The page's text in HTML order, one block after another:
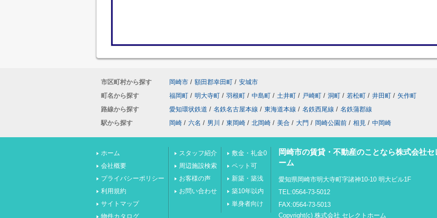
市区町村から探す 岡崎市 / 額田郡幸田町 / 安城市
町名から探す
福岡町 / 明大寺町 / 羽根町 / 中島町 / 土井町 / 戸崎町 / 洞町 / 若松町 / 井田町 / 矢作町
路線から探す
愛知環状鉄道 / 名鉄名古屋本線 / 東海道本線 / 名鉄西尾線 / 名鉄蒲郡線
駅から探す
岡崎 / 六名 / 男川 / 東岡崎 / 北岡崎 / 美合 / 大門 / 岡崎公園前 / 相見 / 中岡崎
ホーム
会社概要
プライバシーポリシー
利用規約
サイトマップ
物件カタログ
スタッフ紹介
周辺施設検索
お客様の声
お問い合わせ
敷金・礼金0
ペット可
新築・築浅
築10年以内
単身者向け
岡崎市の賃貸・不動産のことなら株式会社セ
ーム
愛知県岡崎市明大寺町字諸神10-10 明大ビル1F
TEL:0564-73-5012
FAX:0564-73-5013
Copyright(c) 株式会社 セレクトホーム